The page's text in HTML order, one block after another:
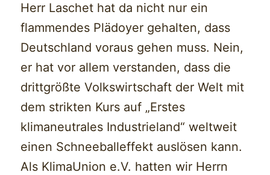
Herr Laschet hat da nicht nur ein
flammendes Plädoyer gehalten, dass
Deutschland voraus gehen muss. Nein,
er hat vor allem verstanden, dass die
drittgrößte Volkswirtschaft der Welt mit
dem strikten Kurs auf „Erstes
klimaneutrales Industrieland“ weltweit
einen Schneeballeffekt auslösen kann.
Als KlimaUnion e.V. hatten wir Herrn